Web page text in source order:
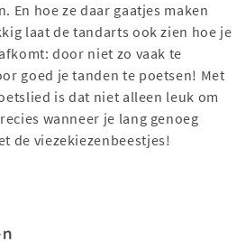
En hoe ze daar gaatjes maken
laat de tandarts ook zien hoe je
door niet zo vaak te
goed je tanden te poetsen! Met
is dat niet alleen leuk om
wanneer je lang genoeg
de viezekiezenbeestjes!